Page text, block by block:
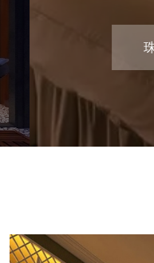
珠海休